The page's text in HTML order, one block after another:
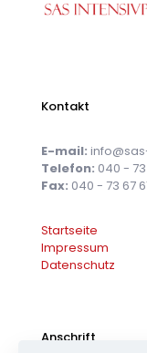
Kontakt
E-mail:
Telefon: 040 - 73
Fax: 040 - 73 67
Startseite
Impressum
Datenschutz
Anschrift